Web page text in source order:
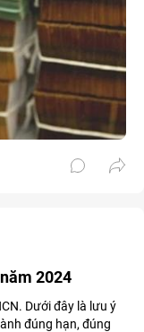
2024
Dưới đây là lưu ý
đúng hạn, đúng